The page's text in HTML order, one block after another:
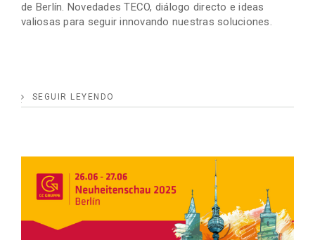
de Berlín. Novedades TECO, diálogo directo e ideas
valiosas para seguir innovando nuestras soluciones.
SEGUIR LEYENDO